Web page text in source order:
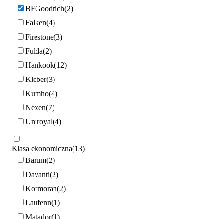
BFGoodrich 2
Falken 4
Firestone 3
Fulda 2
Hankook 12
Kleber 3
Kumho 4
Nexen 7
Uniroyal 4
Klasa ekonomiczna 13
Barum 2
Davanti 2
Kormoran 2
Laufenn 1
Matador 1